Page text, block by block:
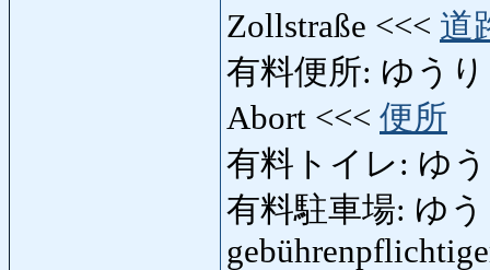
Zollstraße <<< 道
有料便所: ゆう
Abort <<< 便所
有料トイレ: ゆ
有料駐車場: ゆ